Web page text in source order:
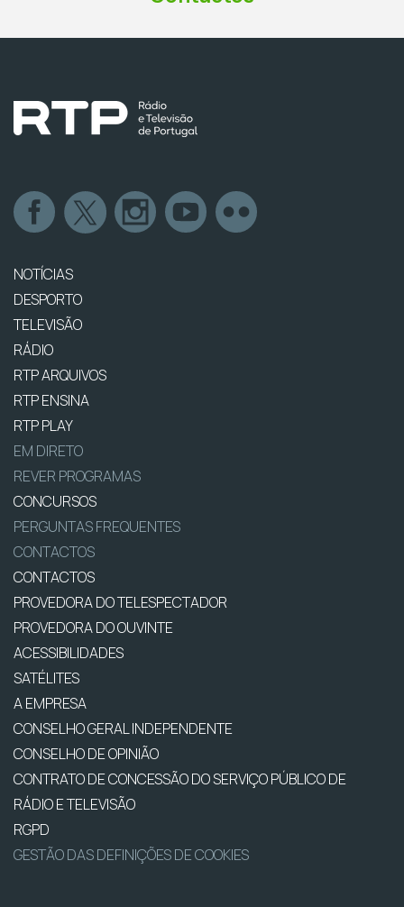
NOTÍCIAS
DESPORTO
TELEVISÃO
RÁDIO
RTP ARQUIVOS
RTP ENSINA
RTP PLAY
EM DIRETO
REVER PROGRAMAS
CONCURSOS
PERGUNTAS FREQUENTES
CONTACTOS
CONTACTOS
PROVEDORA DO TELESPECTADOR
PROVEDORA DO OUVINTE
ACESSIBILIDADES
SATÉLITES
A EMPRESA
CONSELHO GERAL INDEPENDENTE
CONSELHO DE OPINIÃO
CONTRATO DE CONCESSÃO DO SERVIÇO PÚBLICO DE
RÁDIO E TELEVISÃO
RGPD
GESTÃO DAS DEFINIÇÕES DE COOKIES